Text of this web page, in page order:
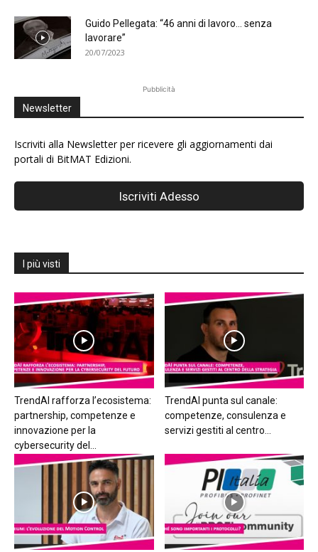
Guido Pellegata: “46 anni di lavoro… senza
lavorare”
20/07/2023
Pubblicità
Newsletter
Iscriviti alla Newsletter per ricevere gli aggiornamenti dai
portali di BitMAT Edizioni.
I più visti
TrendAI rafforza l’ecosistema:
partnership, competenze e
innovazione per la
cybersecurity del...
TrendAI punta sul canale:
competenze, consulenza e
servizi gestiti al centro...